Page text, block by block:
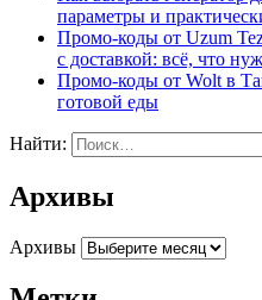
параметры и
Промо-коды от Uzum
с доставкой: всё, что
Промо-коды от Wolt в
готовой еды
Найти:
Архивы
Архивы